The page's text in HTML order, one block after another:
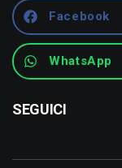
Facebook
WhatsApp
SEGUICI